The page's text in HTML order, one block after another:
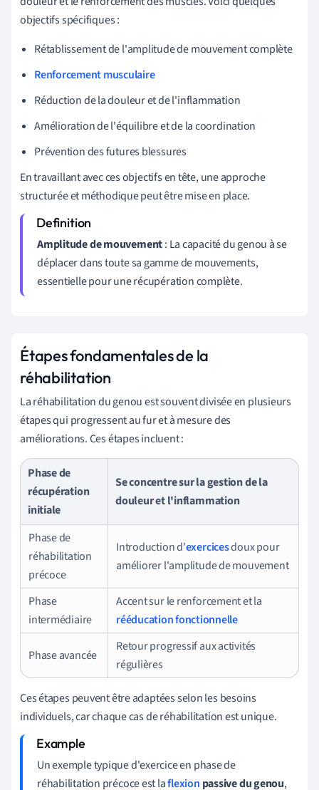
objectifs spécifiques :
Rétablissement de l'amplitude de mouvement complète
Renforcement musculaire
Réduction de la douleur et de l'inflammation
Amélioration de l'équilibre et de la coordination
Prévention des futures blessures
En travaillant avec ces objectifs en tête, une approche
structurée et méthodique peut être mise en place.
Amplitude de mouvement: La capacité du genou à se
déplacer dans toute sa gamme de mouvements,
essentielle pour une récupération complète.
Étapes fondamentales de la
réhabilitation
La réhabilitation du genou est souvent divisée en plusieurs
étapes qui progressent au fur et à mesure des
améliorations. Ces étapes incluent :
Phase de
récupération
initiale
Se concentre sur la gestion de la
douleur et l'inflammation
Phase de
réhabilitation
précoce
Introduction d'exercicesdoux pour
améliorer l'amplitude de mouvement
Phase
intermédiaire
Accent sur le renforcement et la
rééducation fonctionnelle
Phase avancée
Retour progressif aux activités
régulières
Ces étapes peuvent être adaptées selon les besoins
individuels, car chaque cas de réhabilitation est unique.
Un exemple typique d'exercice en phase de
réhabilitation précoce est laflexion passive du genou,